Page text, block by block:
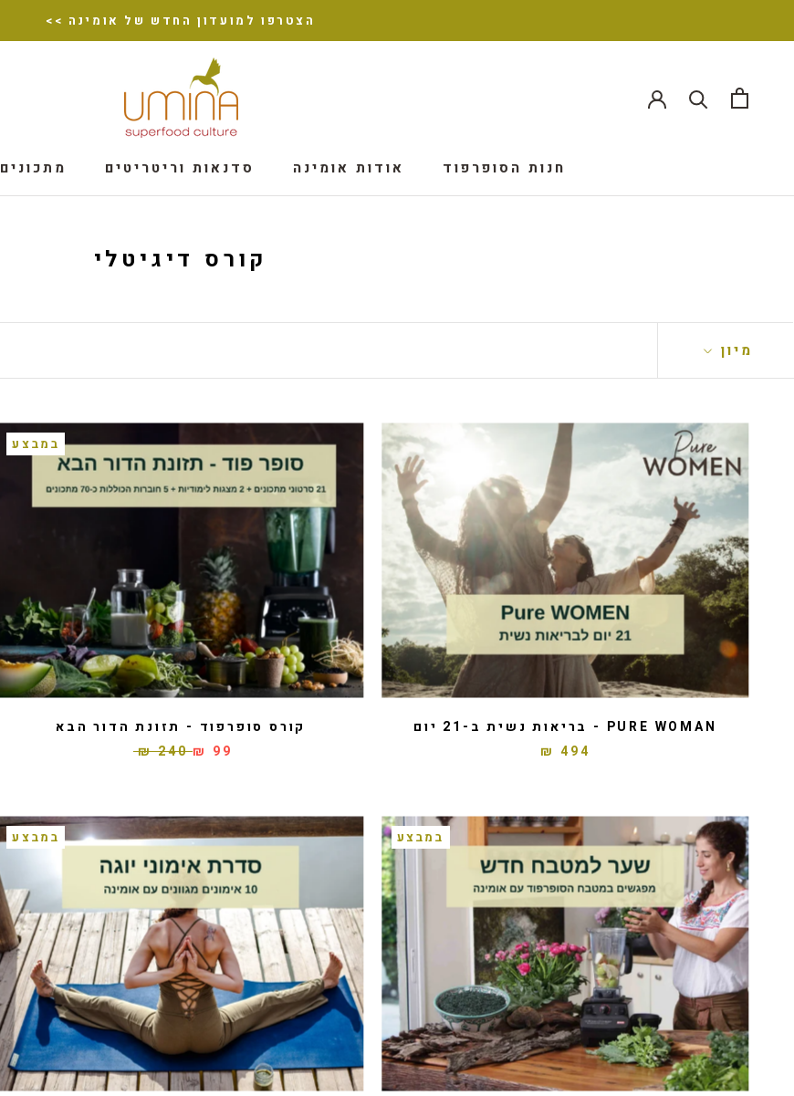
הצטרפו למועדון החדש של אומינה >>
חנות הסופרפוד
אודות אומינה
סדנאות וריטריטים
מתכונים
קורס דיגיטלי
מיון
PURE WOMAN - בריאות נשית ב-21 יום
494 ₪
במבצע
קורס סופרפוד - תזונת הדור הבא
99 ₪
240 ₪
במבצע במבצע